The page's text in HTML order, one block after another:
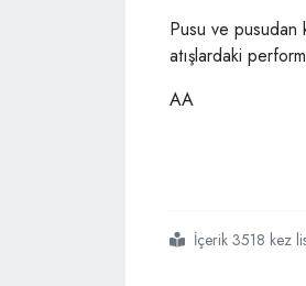
Pusu ve pusudan
atışlardaki
AA
#işte
#teröristleri
#alabora
#edenlerİçerik 3518 kez